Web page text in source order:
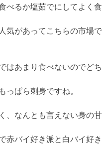
べるか塩茹でにしてよく食
気があってこちらの市場
はあまり食べないのでど
っぱら刺身ですね。
、なんとも言えない身の甘
赤バイ好き派と白バイ好